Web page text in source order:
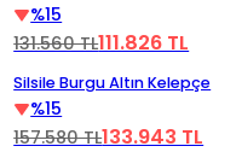
%15
131.560 TL111.826 TL
%15 İndirim
Silsile Burgu Altın Kelepçe
%15
157.580 TL133.943 TL